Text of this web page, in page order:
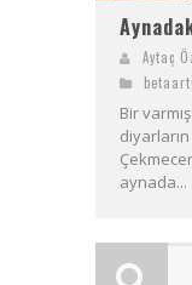
Aytaç
betaartı
Bir
aynada...